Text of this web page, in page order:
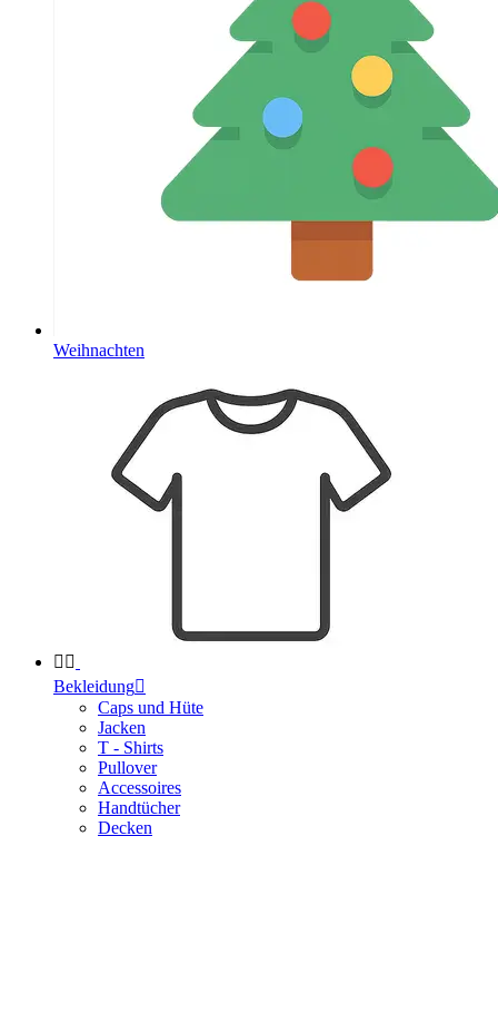
Weihnachten
 
Bekleidung
Caps und Hüte
Jacken
T - Shirts
Pullover
Accessoires
Handtücher
Decken